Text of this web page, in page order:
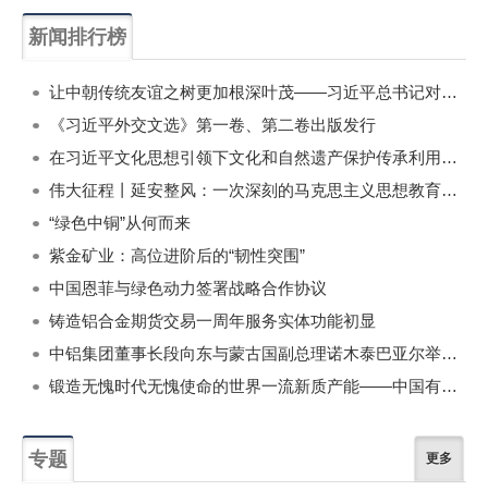
新闻排行榜
让中朝传统友谊之树更加根深叶茂——习近平总书记对朝鲜进行国事访问纪实
《习近平外交文选》第一卷、第二卷出版发行
在习近平文化思想引领下文化和自然遗产保护传承利用工作开创新局面
伟大征程丨延安整风：一次深刻的马克思主义思想教育运动
“绿色中铜”从何而来
紫金矿业：高位进阶后的“韧性突围”
中国恩菲与绿色动力签署战略合作协议
铸造铝合金期货交易一周年服务实体功能初显
中铝集团董事长段向东与蒙古国副总理诺木泰巴亚尔举行会谈
锻造无愧时代无愧使命的世界一流新质产能——中国有色金属工业的战略应对与破局之道（二）
专题 更多